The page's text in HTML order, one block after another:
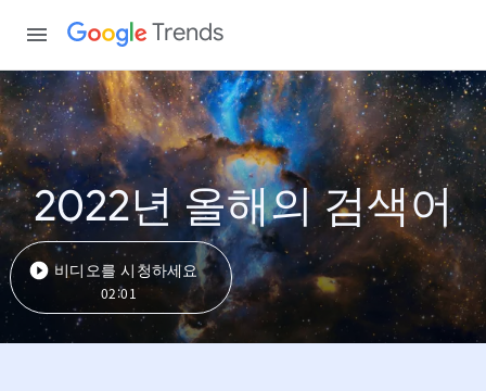
Trends
2022년 올해의 검색어
비디오를 시청하세요
02:01